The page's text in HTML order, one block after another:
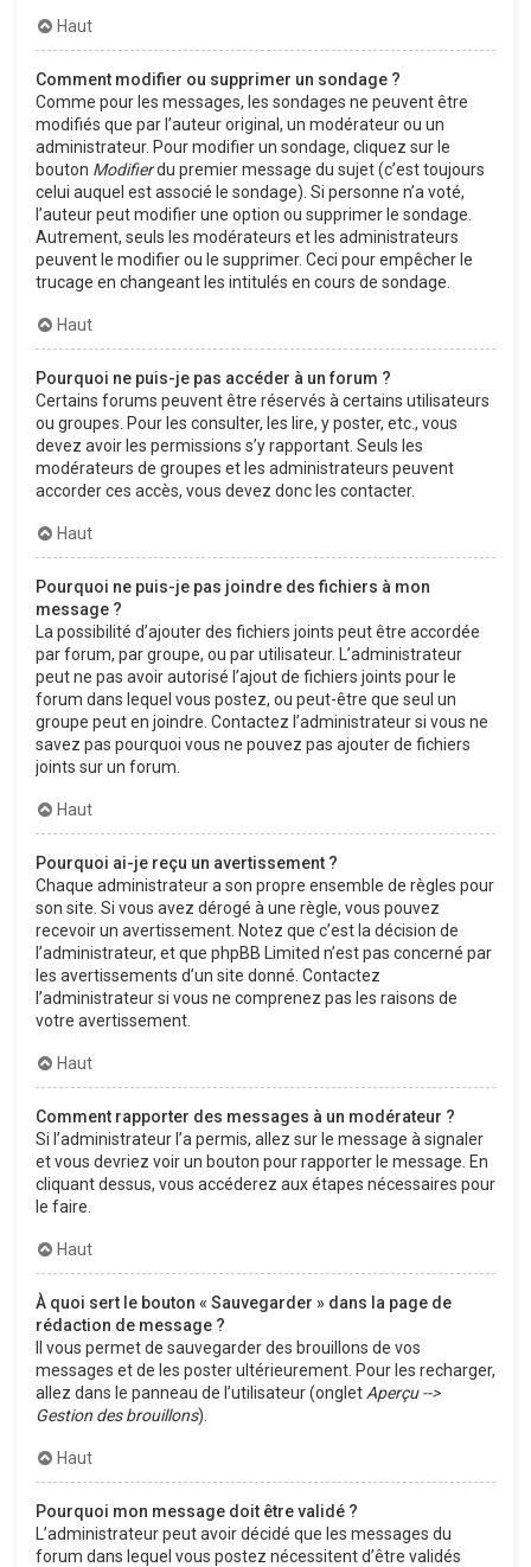
Haut
Comment modifier ou supprimer un sondage ?
Comme pour les messages, les sondages ne peuvent être
modifiés que par l’auteur original, un modérateur ou un
administrateur. Pour modifier un sondage, cliquez sur le
bouton Modifierdu premier message du sujet (c’est toujours
celui auquel est associé le sondage). Si personne n’a voté,
l’auteur peut modifier une option ou supprimer le sondage.
Autrement, seuls les modérateurs et les administrateurs
peuvent le modifier ou le supprimer. Ceci pour empêcher le
trucage en changeant les intitulés en cours de sondage.
Haut
Pourquoi ne puis-je pas accéder à un forum ?
Certains forums peuvent être réservés à certains utilisateurs
ou groupes. Pour les consulter, les lire, y poster, etc., vous
devez avoir les permissions s’y rapportant. Seuls les
modérateurs de groupes et les administrateurs peuvent
accorder ces accès, vous devez donc les contacter.
Haut
Pourquoi ne puis-je pas joindre des fichiers à mon
message ?
La possibilité d’ajouter des fichiers joints peut être accordée
par forum, par groupe, ou par utilisateur. L’administrateur
peut ne pas avoir autorisé l’ajout de fichiers joints pour le
forum dans lequel vous postez, ou peut-être que seul un
groupe peut en joindre. Contactez l’administrateur si vous ne
savez pas pourquoi vous ne pouvez pas ajouter de fichiers
joints sur un forum.
Haut
Pourquoi ai-je reçu un avertissement ?
Chaque administrateur a son propre ensemble de règles pour
son site. Si vous avez dérogé à une règle, vous pouvez
recevoir un avertissement. Notez que c’est la décision de
l’administrateur, et que phpBB Limited n’est pas concerné par
les avertissements d’un site donné. Contactez
l’administrateur si vous ne comprenez pas les raisons de
votre avertissement.
Haut
Comment rapporter des messages à un modérateur ?
Si l’administrateur l’a permis, allez sur le message à signaler
et vous devriez voir un bouton pour rapporter le message. En
cliquant dessus, vous accéderez aux étapes nécessaires pour
le faire.
Haut
À quoi sert le bouton « Sauvegarder » dans la page de
rédaction de message ?
Il vous permet de sauvegarder des brouillons de vos
messages et de les poster ultérieurement. Pour les recharger,
allez dans le panneau de l’utilisateur (onglet Aperçu -->
Gestion des brouillons).
Haut
Pourquoi mon message doit être validé ?
L’administrateur peut avoir décidé que les messages du
forum dans lequel vous postez nécessitent d’être validés